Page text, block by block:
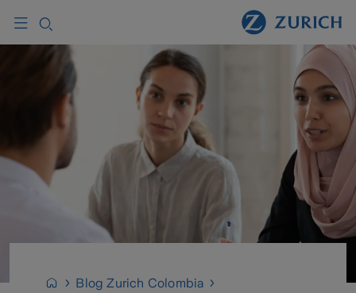
Blog Zurich Colombia